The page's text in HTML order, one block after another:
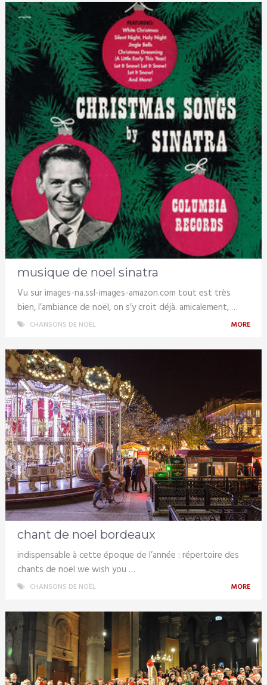
musique de noel sinatra
Vu sur images-na.ssl-images-amazon.com tout est très
bien, l’ambiance de noël, on s’y croit déjà. amicalement, …
CHANSONS DE NOËL MORE
chant de noel bordeaux
indispensable à cette époque de l’année : répertoire des
chants de noël we wish you …
CHANSONS DE NOËL MORE